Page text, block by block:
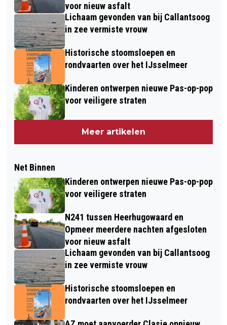
voor nieuw asfalt
Lichaam gevonden van bij Callantsoog
in zee vermiste vrouw
Historische stoomsloepen en
rondvaarten over het IJsselmeer
Kinderen ontwerpen nieuwe Pas-op-pop
voor veiligere straten
Meer artikelen
Net Binnen
Kinderen ontwerpen nieuwe Pas-op-pop
voor veiligere straten
N241 tussen Heerhugowaard en
Opmeer meerdere nachten afgesloten
voor nieuw asfalt
Lichaam gevonden van bij Callantsoog
in zee vermiste vrouw
Historische stoomsloepen en
rondvaarten over het IJsselmeer